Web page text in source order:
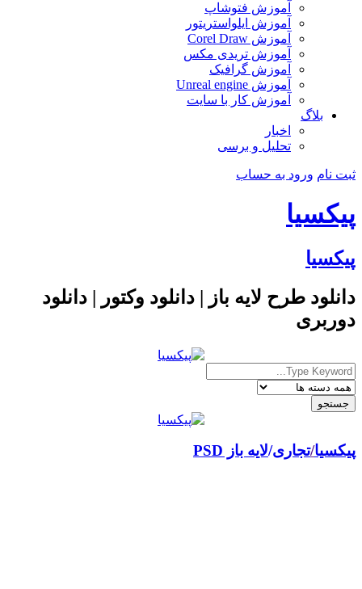
آموزش فتوشاپ
آموزش ایلواستریتور
آموزش Corel Draw
آموزش تریدی مکس
آموزش گرافیک
آموزش Unreal engine
آموزش کار با سایت
بلاگ
اخبار
تحلیل و برسی
ثبت نام ورود به حساب
پیکسیا
پیکسیا
دانلود طرح لایه باز | دانلود وکتور | دانلود
دوربری
پیکسیا/ لایه باز PSD تجاری